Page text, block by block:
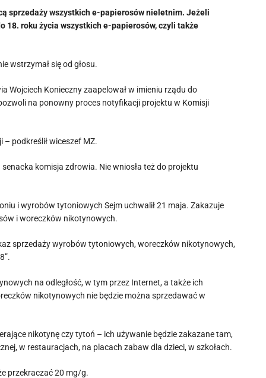
sprzedaży wszystkich e-papierosów nieletnim. Jeżeli
18. roku życia wszystkich e-papierosów, czyli także
wstrzymał się od głosu.
Wojciech Konieczny zaapelował w imieniu rządu do
na ponowny proces notyfikacji projektu w Komisji
podkreślił wiceszef MZ.
komisja zdrowia. Nie wniosła też do projektu
i wyrobów tytoniowych Sejm uchwalił 21 maja. Zakazuje
i woreczków nikotynowych.
sprzedaży wyrobów tytoniowych, woreczków nikotynowych,
na odległość, w tym przez Internet, a także ich
nikotynowych nie będzie można sprzedawać w
nikotynę czy tytoń – ich używanie będzie zakazane tam,
w restauracjach, na placach zabaw dla dzieci, w szkołach.
przekraczać 20 mg/g.